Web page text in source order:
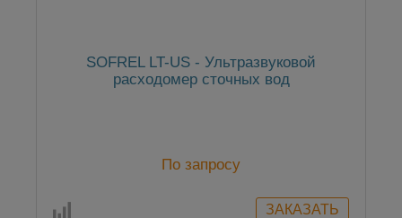
SOFREL LT-US - Ультразвуковой
расходомер сточных вод
По запросу